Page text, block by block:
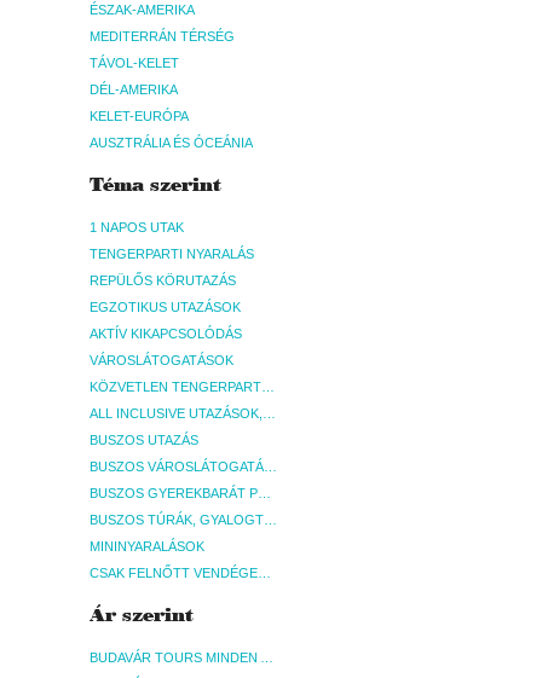
ÉSZAK-AMERIKA
MEDITERRÁN TÉRSÉG
TÁVOL-KELET
DÉL-AMERIKA
KELET-EURÓPA
AUSZTRÁLIA ÉS ÓCEÁNIA
Téma szerint
1 NAPOS UTAK
TENGERPARTI NYARALÁS
REPÜLŐS KÖRUTAZÁS
EGZOTIKUS UTAZÁSOK
AKTÍV KIKAPCSOLÓDÁS
VÁROSLÁTOGATÁSOK
BUSZOS UTAZÁS
MININYARALÁSOK
Ár szerint